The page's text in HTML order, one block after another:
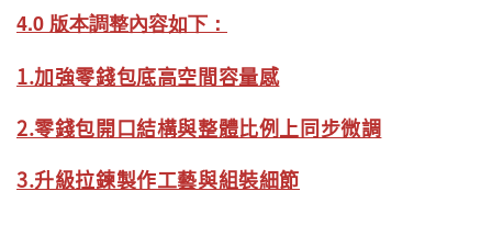
4.0 版本調整內容如下：
1.加強零錢包底高空間容量感
2.零錢包開口結構與整體比例上同步微調
3.升級拉鍊製作工藝與組裝細節